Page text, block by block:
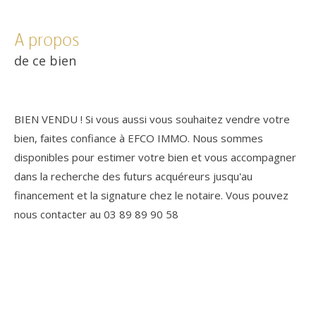
a propos
de ce bien
BIEN VENDU ! Si vous aussi vous souhaitez vendre votre
bien, faites confiance à EFCO IMMO. Nous sommes
disponibles pour estimer votre bien et vous accompagner
dans la recherche des futurs acquéreurs jusqu'au
financement et la signature chez le notaire. Vous pouvez
nous contacter au 03 89 89 90 58